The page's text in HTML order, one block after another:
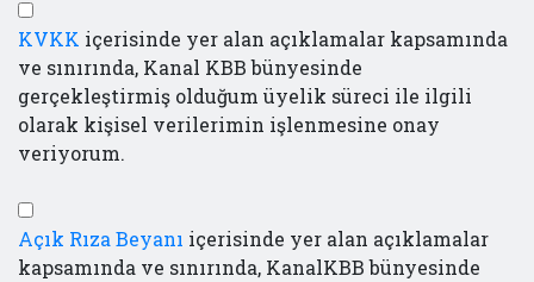
KVKK içerisinde yer alan açıklamalar kapsamında
ve sınırında, Kanal KBB bünyesinde
gerçekleştirmiş olduğum üyelik süreci ile ilgili
olarak kişisel verilerimin işlenmesine onay
veriyorum.
Açık Rıza Beyanı içerisinde yer alan açıklamalar
kapsamında ve sınırında, KanalKBB bünyesinde